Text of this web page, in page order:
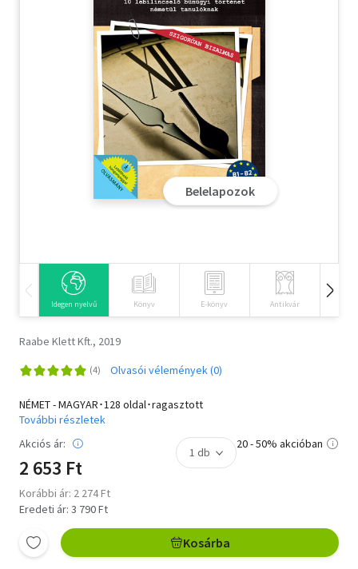
Szótár, nyelvkönyv
Tankönyv, segédkönyv
Társadalomtudomány
Természettudomány
Vallás
Belelapozok
Idegen nyelvű Könyv E-könyv Antikvár
Raabe Klett Kft., 2019
Olvasói vélemények (0)
NÉMET - MAGYAR･128 oldal･ragasztott
További részletek
Akciós ár:
2 653 Ft
Korábbi ár: 2 274 Ft
Eredeti ár: 3 790 Ft
20 - 50% akcióban
Kosárba